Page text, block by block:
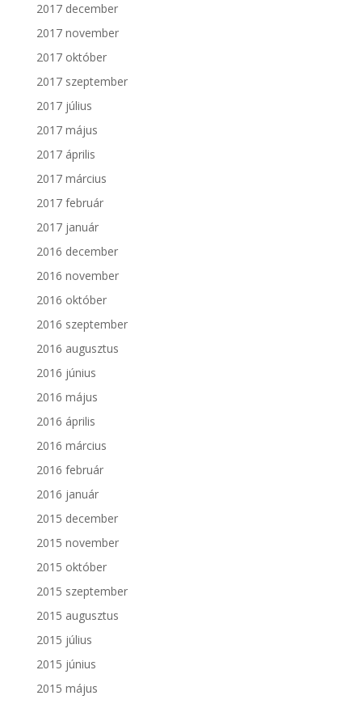
2017 december
2017 november
2017 október
2017 szeptember
2017 július
2017 május
2017 április
2017 március
2017 február
2017 január
2016 december
2016 november
2016 október
2016 szeptember
2016 augusztus
2016 június
2016 május
2016 április
2016 március
2016 február
2016 január
2015 december
2015 november
2015 október
2015 szeptember
2015 augusztus
2015 július
2015 június
2015 május